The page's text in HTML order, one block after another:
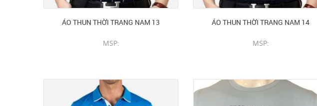
ÁO THUN THỜI TRANG NAM 13
MSP:
ÁO THUN THỜI TRANG NAM 14
MSP: